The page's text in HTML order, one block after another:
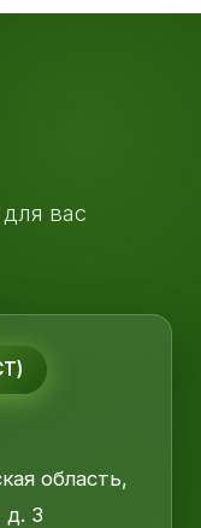
вас
область,
д. 3